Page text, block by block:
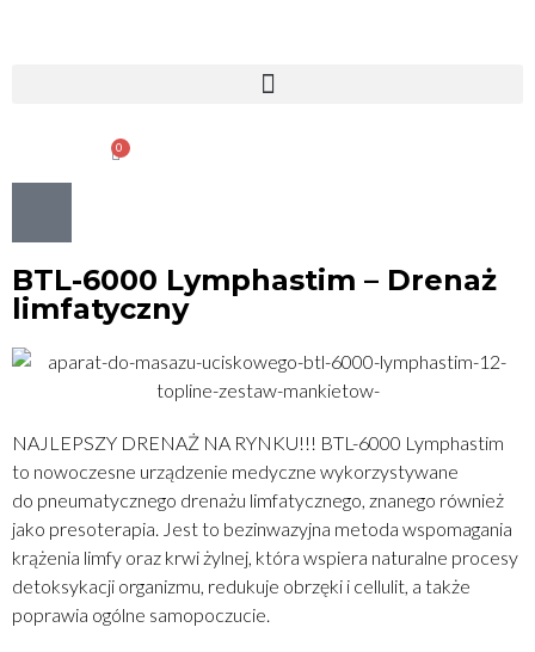
0
BTL-6000 Lymphastim – Drenaż
limfatyczny
NAJLEPSZY DRENAŻ NA RYNKU!!! BTL-6000 Lymphastim
to nowoczesne urządzenie medyczne wykorzystywane
do pneumatycznego drenażu limfatycznego, znanego również
jako presoterapia. Jest to bezinwazyjna metoda wspomagania
krążenia limfy oraz krwi żylnej, która wspiera naturalne procesy
detoksykacji organizmu, redukuje obrzęki i cellulit, a także
poprawia ogólne samopoczucie.